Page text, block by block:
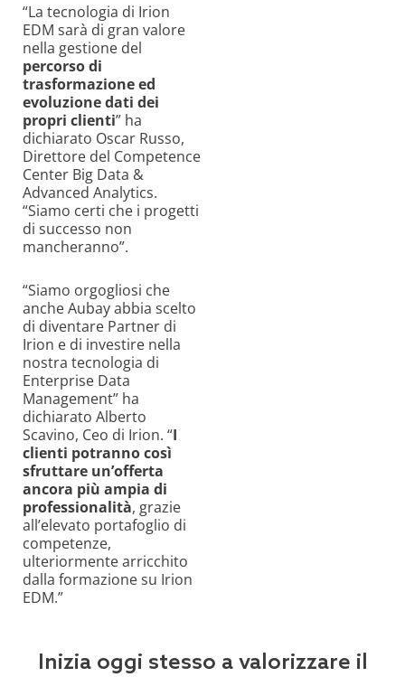
“La tecnologia di Irion
EDM sarà di gran valore
nella gestione del
percorso di
trasformazione ed
evoluzione dati dei
propri clienti” ha
dichiarato Oscar Russo,
Direttore del Competence
Center Big Data &
Advanced Analytics.
“Siamo certi che i progetti
di successo non
mancheranno”.
“Siamo orgogliosi che
anche Aubay abbia scelto
di diventare Partner di
Irion e di investire nella
nostra tecnologia di
Enterprise Data
Management” ha
dichiarato Alberto
Scavino, Ceo di Irion. “I
clienti potranno così
sfruttare un’offerta
ancora più ampia di
professionalità, grazie
all’elevato portafoglio di
competenze,
ulteriormente arricchito
dalla formazione su Irion
EDM.”
Inizia oggi stesso a valorizzare il